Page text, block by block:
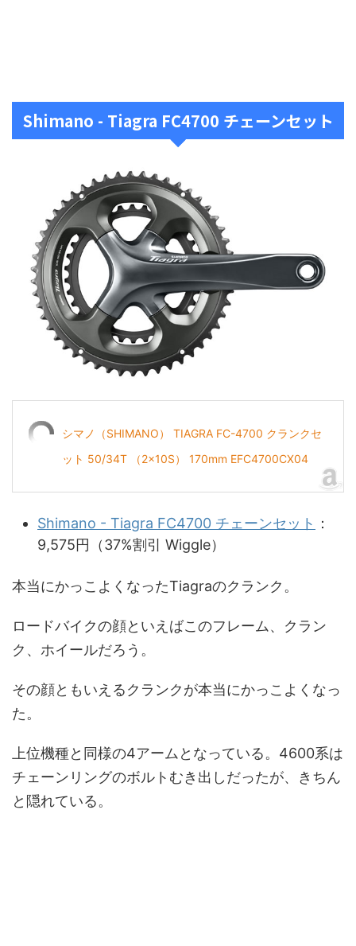
Shimano - Tiagra FC4700 チェーンセット
シマノ（SHIMANO） TIAGRA FC-4700 クランクセ
ット 50/34T （2x10S） 170mm EFC4700CX04
Shimano - Tiagra FC4700 チェーンセット ：
9,575円（37%割引 Wiggle）
本当にかっこよくなったTiagraのクランク。
ロードバイクの顔といえばこのフレーム、クラン
ク、ホイールだろう。
その顔ともいえるクランクが本当にかっこよくなっ
た。
上位機種と同様の4アームとなっている。4600系は
チェーンリングのボルトむき出しだったが、きちん
と隠れている。